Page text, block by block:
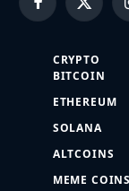
FacebookX
(Twitter)
CRYPTO
BITCOIN
ETHEREUM
SOLANA
ALTCOINS
MEME COINS